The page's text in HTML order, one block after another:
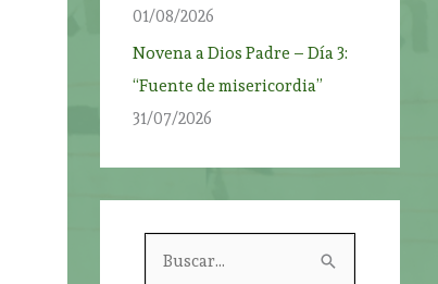
01/08/2026
Novena a Dios Padre – Día 3:
“Fuente de misericordia”
31/07/2026